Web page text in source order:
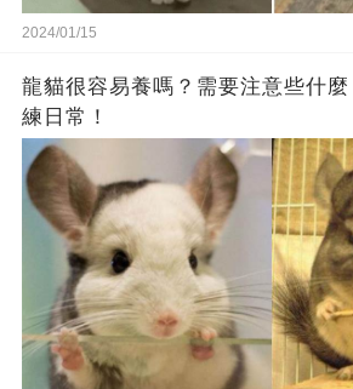
2024/01/15
龍貓很容易養嗎？需要注意些什麼
練日常！